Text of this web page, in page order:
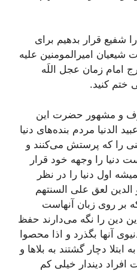
قرار بدهیم برای
امیرالمومنین علیه
امام زمان عجل اللَه
ختم کنید.
و مشهور حضرت این
الدنیا مردم بنده‌های دنیا
را که پرستش می‌کنند و
دنیا را وجهه خود قرار
اول دنیا را در نظر
الدین لعق علی السنتهم
بر روی زبان آنهاست
دین را نگه می‌دارند حفظ
آنها بگذرد و اذا محصوا
ابتلا دچار گشتند به بلاها و
دیندار خیلی کم